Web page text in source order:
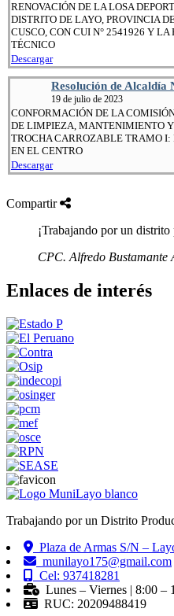
RENOVACIÓN DE LA LOSA
DISTRITO DE LAYO, PROVINCIA
CUSCO, CON CUI N° 2541926 Y
TÉCNICO
Descargar
Resolución de Alcaldía
19 de julio de 2023
CONFORMACIÓN DE LA
DE LIMPIEZA, MANTENIMIENTO
TROCHA CARROZABLE TRAMO
EN EL CENTRO
Descargar
Compartir
¡Trabajando por un
CPC. Alfredo Bustamante
Enlaces de interés
Trabajando por un Distrito
Plaza de Armas S/N –
munilayo175@gmail.com
Cel: 937418281
Lunes – Viernes | 8:00 –
RUC: 20209488419